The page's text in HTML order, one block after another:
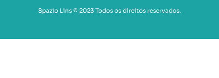
Spazio Lins © 2023 Todos os direitos reservados.